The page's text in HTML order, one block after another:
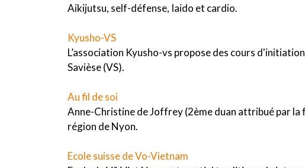
Aikijutsu, self-défense, Iaido et cardio.
Kyusho-VS
L’association Kyusho-vs propose des cours
Savièse (VS).
Au fil de soi
Anne-Christine de Joffrey (2ème duan attribué par la
région de Nyon.
Ecole suisse de Vo-Vietnam